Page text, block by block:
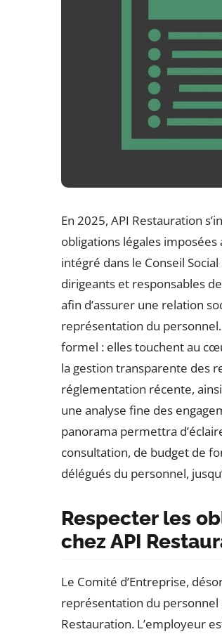
En 2025, API Restauration
obligations légales
intégré dans le Conseil
dirigeants et responsables
afin d’assurer une relation
représentation du
formel : elles touchent au
la gestion transparente des
réglementation récente,
une analyse fine des
panorama permettra
consultation, de budget de
délégués du personnel,
Respecter les
chez API
Le Comité d’Entreprise,
représentation du personnel
Restauration. L’employeur